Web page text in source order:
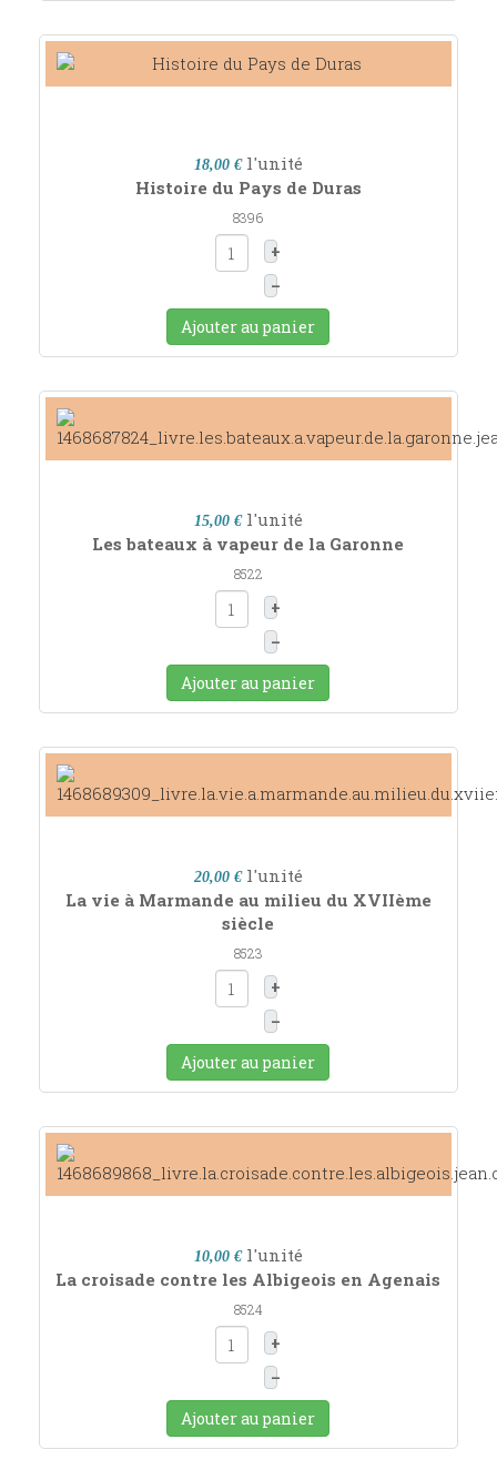
18,00 € l'unité
Histoire du Pays de Duras
8396
+
–
Ajouter au panier
15,00 € l'unité
Les bateaux à vapeur de la Garonne
8522
+
–
Ajouter au panier
20,00 € l'unité
La vie à Marmande au milieu du XVIIème
siècle
8523
+
–
Ajouter au panier
10,00 € l'unité
La croisade contre les Albigeois en Agenais
8524
+
–
Ajouter au panier